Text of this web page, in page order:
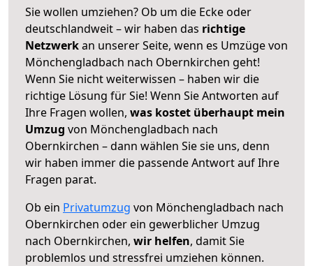
Sie wollen umziehen? Ob um die Ecke oder
deutschlandweit – wir haben das richtige
Netzwerkan unserer Seite, wenn es Umzüge von
Mönchengladbach nach Obernkirchen geht!
Wenn Sie nicht weiterwissen – haben wir die
richtige Lösung für Sie! Wenn Sie Antworten auf
Ihre Fragen wollen, was kostet überhaupt mein
Umzug von Mönchengladbach nach
Obernkirchen – dann wählen Sie sie uns, denn
wir haben immer die passende Antwort auf Ihre
Fragen parat.
Ob ein Privatumzug von Mönchengladbach nach
Obernkirchen oder ein gewerblicher Umzug
nach Obernkirchen, wir helfen, damit Sie
problemlos und stressfrei umziehen können.